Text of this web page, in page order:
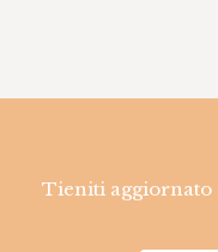
Tieniti aggiornato